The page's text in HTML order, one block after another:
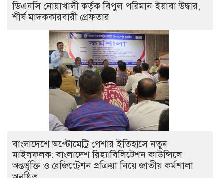
ডিএনসি নোয়াখালী কর্তৃক বিপুল পরিমান ইয়াবা উদ্ধার,
শীর্ষ মাদককারবারী গ্রেফতার
বাংলাদেশে অপ্টোমেট্রি পেশার ইতিহাসে নতুন
মাইলফলক: বাংলাদেশ রিহ্যাবিলিটেশন কাউন্সিলে
অন্তর্ভুক্তি ও রেজিস্ট্রেশন প্রক্রিয়া নিয়ে জাতীয় কর্মশালা